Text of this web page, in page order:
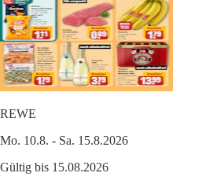
REWE
Mo. 10.8. - Sa. 15.8.2026
Gültig bis 15.08.2026